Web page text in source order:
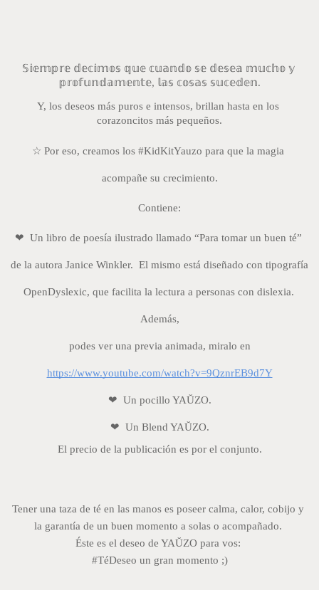
𝕊𝕚𝕖𝕞𝕡𝕣𝕖 𝕕𝕖𝕔𝕚𝕞𝕠𝕤 𝕢𝕦𝕖 𝕔𝕦𝕒𝕟𝕕𝕠 𝕤𝕖 𝕕𝕖𝕤𝕖𝕒 𝕞𝕦𝕔𝕙𝕠 𝕪
𝕡𝕣𝕠𝕗𝕦𝕟𝕕𝕒𝕞𝕖𝕟𝕥𝕖, 𝕝𝕒𝕤 𝕔𝕠𝕤𝕒𝕤 𝕤𝕦𝕔𝕖𝕕𝕖𝕟.
Y, los deseos más puros e intensos, brillan hasta en los
corazoncitos más pequeños.
☆ Por eso, creamos los #KidKitYauzo para que la magia
acompañe su crecimiento.
Contiene:
❤  Un libro de poesía ilustrado llamado “Para tomar un buen té”
de la autora Janice Winkler.  El mismo está diseñado con tipografía
OpenDyslexic, que facilita la lectura a personas con dislexia.
Además,
podes ver una previa animada, miralo en
https://www.youtube.com/watch?v=9QznrEB9d7Y
❤  Un pocillo YAŬZO.
❤  Un Blend YAŬZO.
El precio de la publicación es por el conjunto.
Tener una taza de té en las manos es poseer calma, calor, cobijo y
la garantía de un buen momento a solas o acompañado.
Éste es el deseo de YAŬZO para vos:
#TéDeseo un gran momento ;)